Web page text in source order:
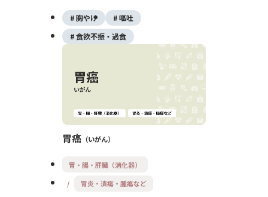
の痛みなどが代表的な症状で、進行すると胃
炎や潰瘍の原因にもなります。薬物療法と生
活習慣の改善が治療の基本で、ストレスや食
胸やけ
嘔吐
食欲不振・過食
胃癌 いがん
胃・腸・肝臓（消化器）
胃炎・潰瘍・腫瘍など